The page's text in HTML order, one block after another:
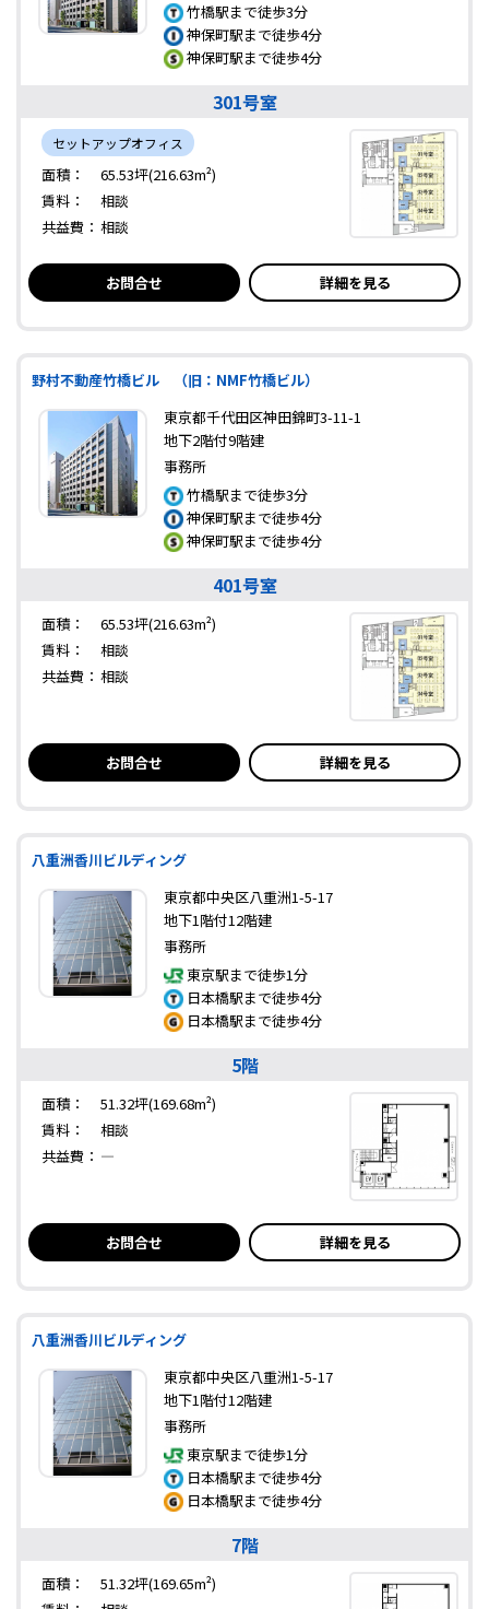
竹橋駅まで徒歩3分
神保町駅まで徒歩4分
神保町駅まで徒歩4分
301号室
セットアップオフィス
面積：
65.53坪(216.63m²)
賃料：
相談
共益費： 相談
お問合せ 詳細を見る
野村不動産竹橋ビル （旧：NMF竹橋ビル）
東京都千代田区神田錦町3-11-1
地下2階付9階建
事務所
竹橋駅まで徒歩3分
神保町駅まで徒歩4分
神保町駅まで徒歩4分
401号室
面積：
65.53坪(216.63m²)
賃料：
相談
共益費： 相談
お問合せ 詳細を見る
八重洲香川ビルディング
東京都中央区八重洲1-5-17
地下1階付12階建
事務所
東京駅まで徒歩1分
日本橋駅まで徒歩4分
日本橋駅まで徒歩4分
5階
面積：
51.32坪(169.68m²)
賃料：
相談
共益費： ―
お問合せ 詳細を見る
八重洲香川ビルディング
東京都中央区八重洲1-5-17
地下1階付12階建
事務所
東京駅まで徒歩1分
日本橋駅まで徒歩4分
日本橋駅まで徒歩4分
7階
面積：
51.32坪(169.65m²)